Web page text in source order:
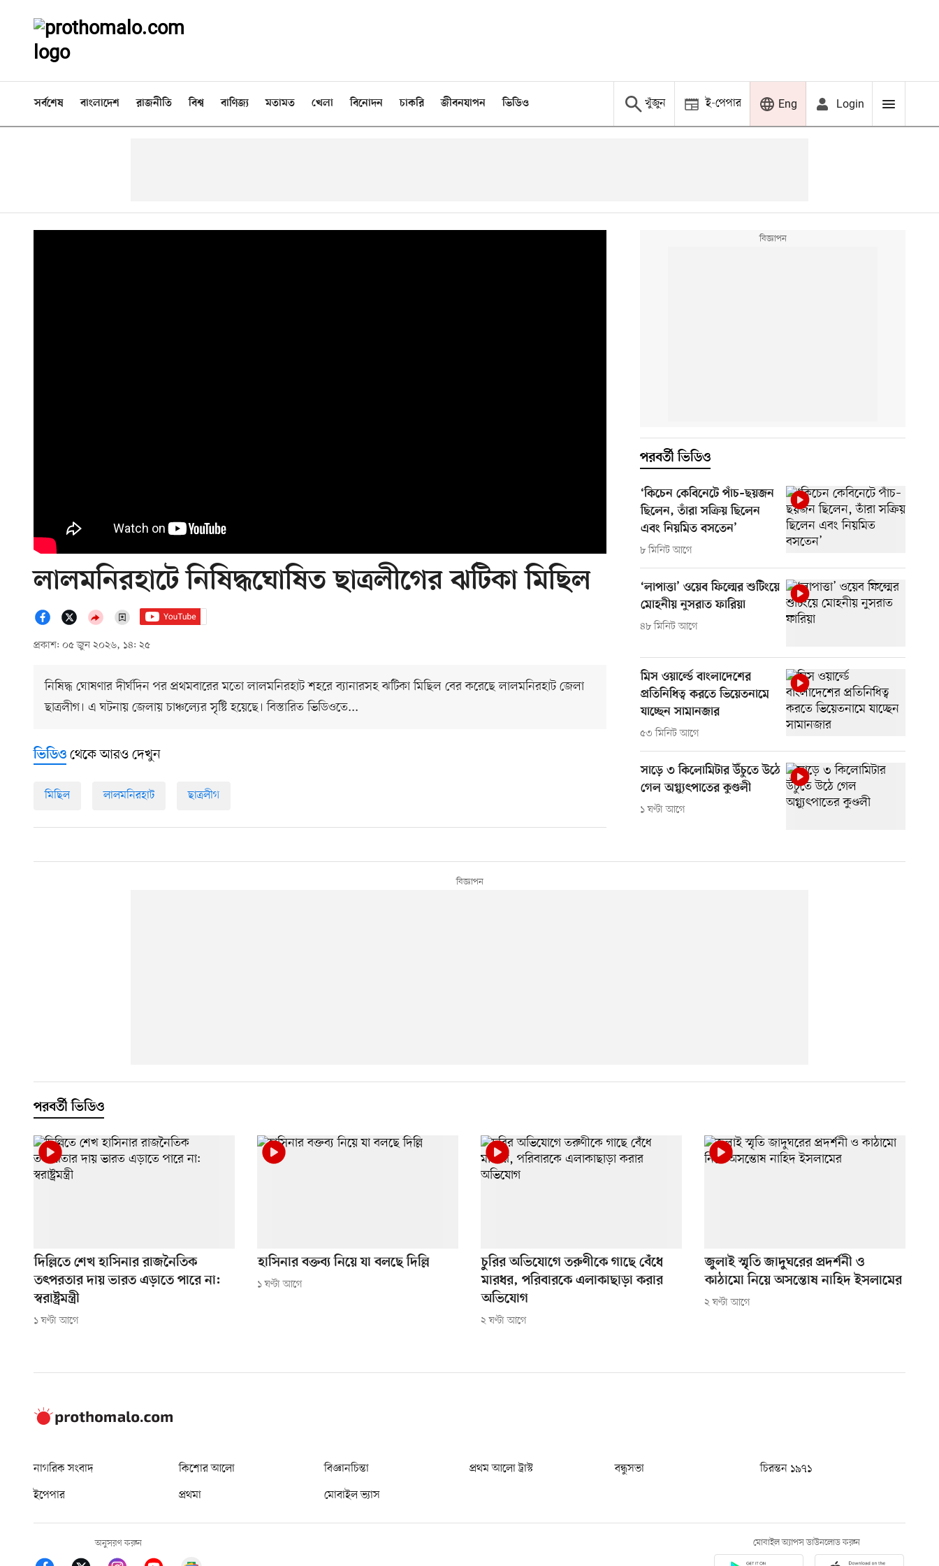
সর্বশেষ বাংলাদেশ রাজনীতি বিশ্ব বাণিজ্য মতামত খেলা বিনোদন চাকরি জীবনযাপন ভিডিও খুঁজুন ই-পেপার Eng Login
লালমনিরহাটে নিষিদ্ধঘোষিত ছাত্রলীগের ঝটিকা মিছিল
প্রকাশ: ০৫ জুন ২০২৬, ১৪: ২৫
নিষিদ্ধ ঘোষণার দীর্ঘদিন পর প্রথমবারের মতো লালমনিরহাট শহরে ব্যানারসহ ঝটিকা মিছিল বের করেছে লালমনিরহাট জেলা
ছাত্রলীগ। এ ঘটনায় জেলায় চাঞ্চল্যের সৃষ্টি হয়েছে। বিস্তারিত ভিডিওতে...
পরবর্তী ভিডিও
‘কিচেন কেবিনেটে পাঁচ–ছয়জন
ছিলেন, তাঁরা সক্রিয় ছিলেন
এবং নিয়মিত বসতেন’
৮ মিনিট আগে
‘লাপাত্তা’ ওয়েব ফিল্মের শুটিংয়ে
মোহনীয় নুসরাত ফারিয়া
৪৮ মিনিট আগে
মিস ওয়ার্ল্ডে বাংলাদেশের
প্রতিনিধিত্ব করতে ভিয়েতনামে
যাচ্ছেন সামানজার
৫৩ মিনিট আগে
সাড়ে ৩ কিলোমিটার উঁচুতে উঠে
গেল অগ্ন্যুৎপাতের কুণ্ডলী
১ ঘণ্টা আগে
ভিডিও থেকে আরও দেখুন
মিছিল লালমনিরহাট ছাত্রলীগ
পরবর্তী ভিডিও
দিল্লিতে শেখ হাসিনার রাজনৈতিক
তৎপরতার দায় ভারত এড়াতে পারে না:
স্বরাষ্ট্রমন্ত্রী
১ ঘণ্টা আগে
হাসিনার বক্তব্য নিয়ে যা বলছে দিল্লি
১ ঘণ্টা আগে
চুরির অভিযোগে তরুণীকে গাছে বেঁধে
মারধর, পরিবারকে এলাকাছাড়া করার
অভিযোগ
২ ঘণ্টা আগে
জুলাই স্মৃতি জাদুঘরের প্রদর্শনী ও
কাঠামো নিয়ে অসন্তোষ নাহিদ ইসলামের
২ ঘণ্টা আগে
নাগরিক সংবাদ কিশোর আলো বিজ্ঞানচিন্তা প্রথম আলো ট্রাস্ট বন্ধুসভা
চিরন্তন ১৯৭১
ইপেপার
প্রথমা মোবাইল ভ্যাস
অনুসরণ করুন মোবাইল অ্যাপস ডাউনলোড করুন